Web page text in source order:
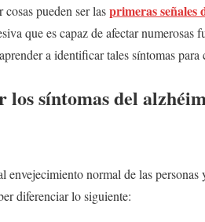
pueden ser lasprimeras señales
que es capaz de afectar
a identificar tales síntomas
síntomas del
envejecimiento normal de las
diferenciar lo siguiente: